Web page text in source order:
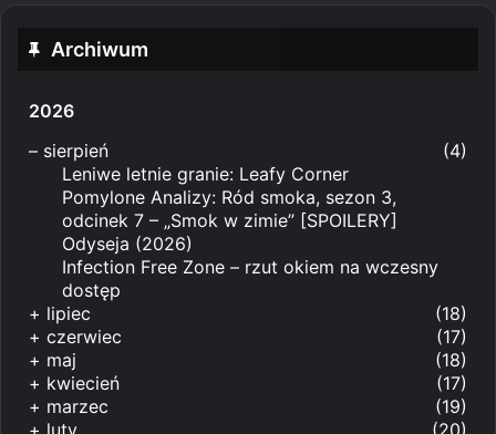
Archiwum
2026
– sierpień
(4)
Leniwe letnie granie: Leafy Corner
Pomylone Analizy: Ród smoka, sezon 3,
odcinek 7 – „Smok w zimie” [SPOILERY]
Odyseja (2026)
Infection Free Zone – rzut okiem na wczesny
dostęp
+ lipiec
(18)
+ czerwiec
(17)
+ maj
(18)
+ kwiecień
(17)
+ marzec
(19)